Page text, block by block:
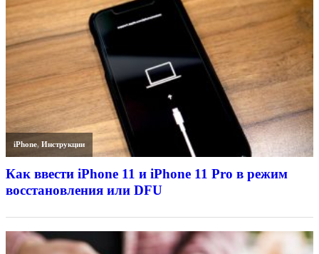
iPhone,Инструкции
Как ввести iPhone 11 и iPhone 11 Pro в режим
восстановления или DFU